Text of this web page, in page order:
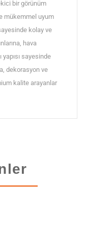
bir görünüm
mükemmel uyum
kolay ve
hava
yapısı sayesinde
dekorasyon ve
kalite arayanlar